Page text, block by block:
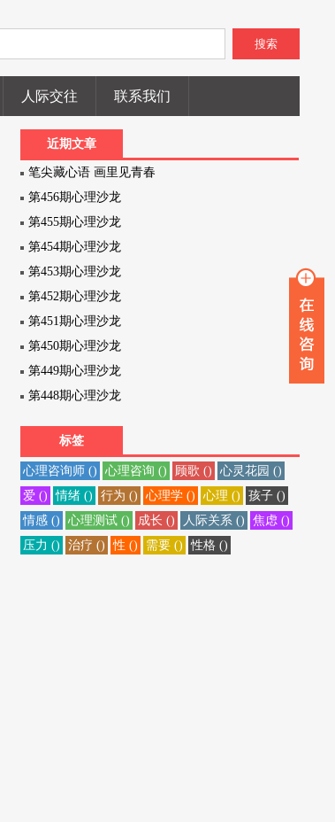
搜索
人际交往 联系我们
近期文章
笔尖藏心语 画里见青春
第456期心理沙龙
第455期心理沙龙
第454期心理沙龙
第453期心理沙龙
第452期心理沙龙
第451期心理沙龙
第450期心理沙龙
第449期心理沙龙
第448期心理沙龙
标签
心理咨询师 () 心理咨询 () 顾歌 ()
心灵花园 ()
爱 ()
情绪 () 行为 () 心理学 () 心理 ()
孩子 ()
情感 ()
心理测试 () 成长 () 人际关系 ()
焦虑 ()
压力 ()
治疗 () 性 () 需要 () 性格 ()